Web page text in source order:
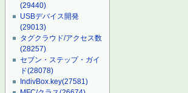
(29440)
USBデバイス開発
(29013)
タグクラウド/アクセス数
(28257)
セブン・ステップ・ガイ
ド(28078)
IndivBox.key(27581)